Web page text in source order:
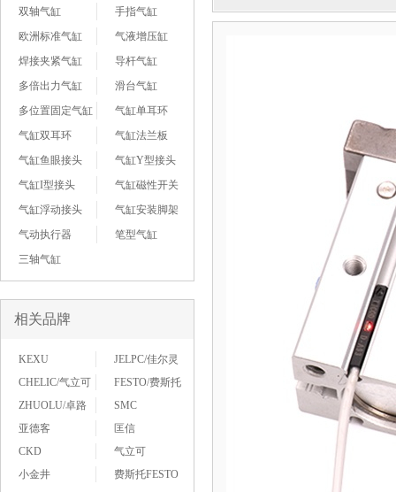
双轴气缸
手指气缸
欧洲标准气缸
气液增压缸
焊接夹紧气缸
导杆气缸
多倍出力气缸
滑台气缸
多位置固定气缸
气缸单耳环
气缸双耳环
气缸法兰板
气缸鱼眼接头
气缸Y型接头
气缸I型接头
气缸磁性开关
气缸浮动接头
气缸安装脚架
气动执行器
笔型气缸
三轴气缸
相关品牌
KEXU
JELPC/佳尔灵
CHELIC/气立可
FESTO/费斯托
ZHUOLU/卓路
SMC
亚德客
匡信
CKD
气立可
小金井
费斯托FESTO